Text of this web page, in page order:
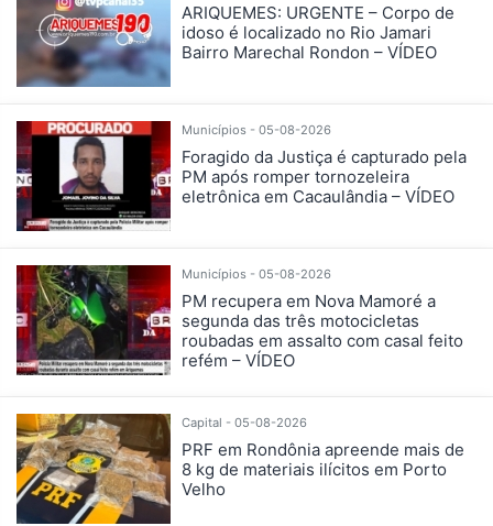
ARIQUEMES: URGENTE – Corpo de
idoso é localizado no Rio Jamari
Bairro Marechal Rondon – VÍDEO
Municípios - 05-08-2026
Foragido da Justiça é capturado pela
PM após romper tornozeleira
eletrônica em Cacaulândia – VÍDEO
Municípios - 05-08-2026
PM recupera em Nova Mamoré a
segunda das três motocicletas
roubadas em assalto com casal feito
refém – VÍDEO
Capital - 05-08-2026
PRF em Rondônia apreende mais de
8 kg de materiais ilícitos em Porto
Velho